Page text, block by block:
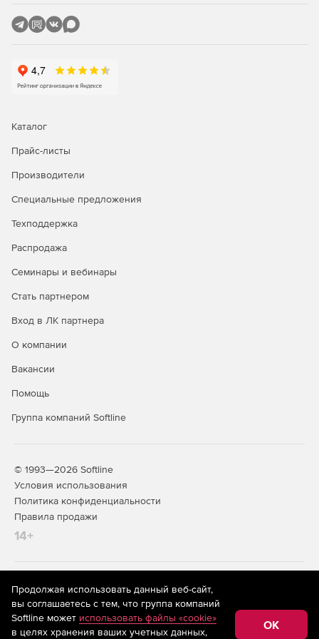
сглаживания.
Каталог
Прайс-листы
Производители
Специальные предложения
Техподдержка
Распродажа
Семинары и вебинары
Стать партнером
Вход в ЛК партнера
О компании
Вакансии
Помощь
Группа компаний Softline
© 1993—2026 Softline
Условия использования
Политика конфиденциальности
Правила продажи
14+
На информационном ресурсе store.softline.ru применяются
рекомендательные технологии
(информационные технологии
предоставления информации на основе сбора,
систематизации и анализа сведений, относящихся к
предпочтениям пользователей сети «Интернет»,
Продолжая использовать данный веб-сайт,
вы соглашаетесь с тем, что группа компаний
Softline может использовать файлы «cookie»
в целях хранения ваших учетных данных,
OK